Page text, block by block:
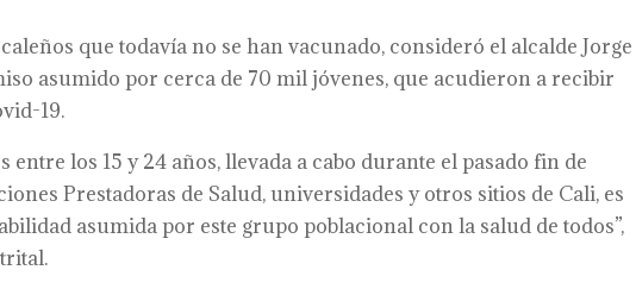
que todavía no se han vacunado, consideró el alcalde Jorge
asumido por cerca de 70 mil jóvenes, que acudieron a recibir
19.
los 15 y 24 años, llevada a cabo durante el pasado fin de
Prestadoras de Salud, universidades y otros sitios de Cali, es
asumida por este grupo poblacional con la salud de todos”,